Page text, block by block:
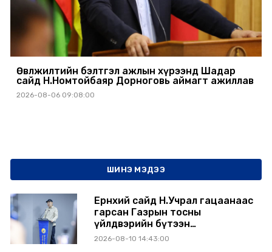
Өвөлжилтийн бэлтгэл ажлын хүрээнд Шадар
сайд Н.Номтойбаяр Дорноговь аймагт ажиллав
2026-08-06 09:08:00
ШИНЭ МЭДЭЭ
Ерөнхий сайд Н.Учрал гацаанаас
гарсан Газрын тосны
үйлдвэрийн бүтээн
байгуулалтыг тасралтгүй
2026-08-10 14:43:00